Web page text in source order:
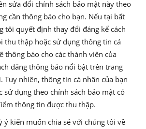
sửa đổi chính sách bảo mật này theo
cần thông báo cho bạn. Nếu tại bất
tôi quyết định thay đổi đáng kể cách
thu thập hoặc sử dụng thông tin cá
thông báo cho các thành viên của
đăng thông báo nổi bật trên trang
Tuy nhiên, thông tin cá nhân của bạn
sử dụng theo chính sách bảo mật có
thông tin được thu thập.
ý kiến muốn chia sẻ với chúng tôi về